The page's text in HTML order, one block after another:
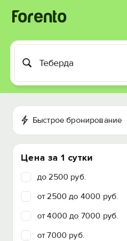
Быстрое бронирование
Цена за 1 сутки
до 2500 руб.
от 2500 до 4000 руб.
от 4000 до 7000 руб.
от 7000 руб.